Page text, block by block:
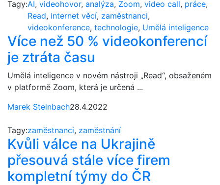
Tagy:AI, videohovor, analýza, Zoom, video call, práce,
Read, internet věcí, zaměstnanci,
videokonference, technologie, Umělá inteligence
Více než 50 % videokonferencí
je ztráta času
Umělá inteligence v novém nástroji „Read“, obsaženém
v platformě Zoom, která je určená ...
Marek Steinbach28.4.2022
Tagy:zaměstnanci, zaměstnání
Kvůli válce na Ukrajině
přesouvá stále více firem
kompletní týmy do ČR